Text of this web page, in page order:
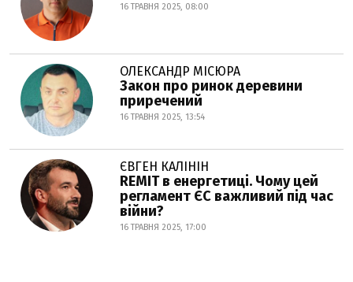
16 ТРАВНЯ 2025, 08:00
ОЛЕКСАНДР МІСЮРА
Закон про ринок деревини
приречений
16 ТРАВНЯ 2025, 13:54
ЄВГЕН КАЛІНІН
REMIT в енергетиці. Чому цей
регламент ЄС важливий під час
війни?
16 ТРАВНЯ 2025, 17:00